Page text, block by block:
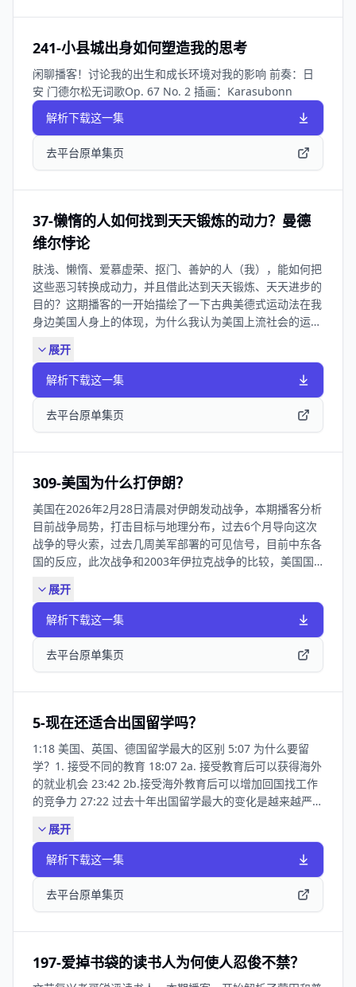
241-小县城出身如何塑造我的思考
闲聊播客！讨论我的出生和成长环境对我的影响 前奏：日
安 门德尔松无词歌Op. 67 No. 2 插画：Karasubonn
解析下载这一集
去平台原单集页
37-懒惰的人如何找到天天锻炼的动力？曼德
维尔悖论
肤浅、懒惰、爱慕虚荣、抠门、善妒的人（我），能如何把
这些恶习转换成动力，并且借此达到天天锻炼、天天进步的
目的？这期播客的一开始描绘了一下古典美德式运动法在我
身边美国人身上的体现，为什么我认为美国上流社会的运动
现代哲学家霍布斯的理解、对曼德维尔《Fable of the
Bees蜜蜂的寓言》的解读，并且运用在我自己身上，把这
些恶习转换成天天运动的动力。这是我作为一个道德败坏、
软弱腐败的现代人，自我进步的一种方式和反思。 更正1：
不好意思我发现我把《蜜蜂的寓言》，读成了《蜂蜜的寓
况。 更正2：那位跑柏林马拉松的女朋友的成绩是2小时48
我嘴瓢。 相关播客： 109-运动如何帮我在低谷笑对生活往
脸上呼的一个个大耳瓜子？ 93-运动习惯如何帮我克服焦
虑？ 83-锻炼如何帮助我思考？ 65-身体健康和灵魂健康有
何相似之处？ 61-美国人为什么这么胖？糖尿病减肥药
Ozempic真是神药吗？ 40-如何像猫一样运动？ 37-懒惰的
人如何找到天天锻炼的动力？曼德维尔悖 29-亚里士多德和
康德分别会如何去减肥
展开
解析下载这一集
去平台原单集页
309-美国为什么打伊朗？
美国在2026年2月28日清晨对伊朗发动战争，本期播客分析
目前战争局势，打击目标与地理分布，过去6个月导向这次
战争的导火索，过去几周美军部署的可见信号，目前中东各
国的反应，此次战争和2003年伊拉克战争的比较，美国国
客： 2025年6月的战争分析：226-以色列为何要攻击伊
朗？ 2025年6月的战争分析：229-美国内部对伊朗是什么
态度？ 2025年12月伊朗内部抗议分析：288-伊朗老百姓为
什么这么讨厌伊斯兰共和国？ 伊朗神权政治的内部逻辑：
257-当代伊朗如何颠覆什叶派伊斯兰？ 阿拉伯石油湾国家
读：《伊朗五百年》[美]阿巴斯·阿玛纳特，译者：冀开运
展开
解析下载这一集
去平台原单集页
5-现在还适合出国留学吗？
1:18 美国、英国、德国留学最大的区别 5:07 为什么要留
学？1. 接受不同的教育 18:07 2a. 接受教育后可以获得海外
的就业机会 23:42 2b.接受海外教育后可以增加回国找工作
的竞争力 27:22 过去十年出国留学最大的变化是越来越严重
以核实的我身边朋友的亲身经历，我尽量保持客观，从我身
边所及的小世界窥探时代的变化，但是我肯定无法在短短40
分钟窥探几十万留学生活的冰山一角。
展开
解析下载这一集
去平台原单集页
197-爱掉书袋的读书人为何使人忍俊不禁？